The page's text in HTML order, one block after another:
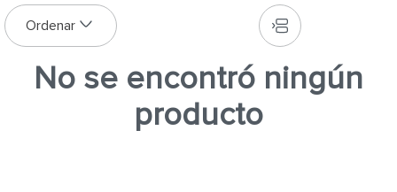
No se encontró ningún
producto
baldosa
cerradura
6.
fachaleta
7.
inodoro